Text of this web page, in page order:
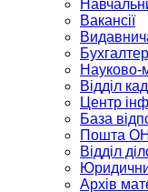
Вакансії
Науково-
Відділ
Центр
База
Пошта
Відділ
Архів